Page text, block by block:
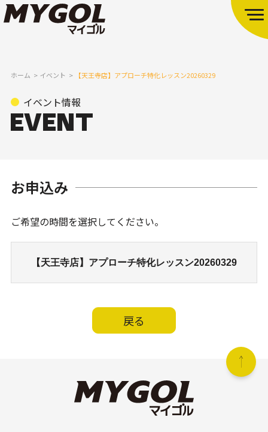
ホーム イベント 【天王寺店】アプローチ特化レッスン20260329
イベント情報
お申込み
ご希望の時間を選択してください。
【天王寺店】アプローチ特化レッスン20260329
戻る